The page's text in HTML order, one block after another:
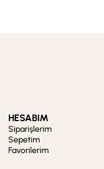
HESABIM
Siparişlerim
Sepetim
Favorilerim